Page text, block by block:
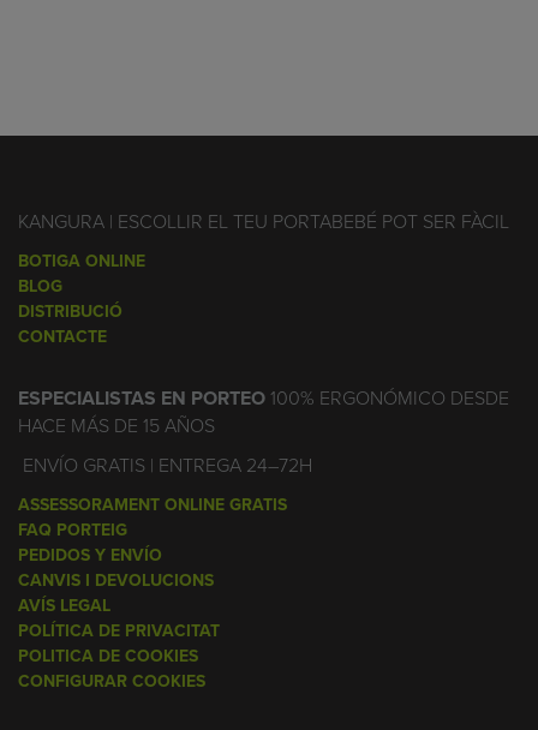
KANGURA | ESCOLLIR EL TEU PORTABEBÉ POT SER FÀCIL
BOTIGA ONLINE
BLOG
DISTRIBUCIÓ
CONTACTE
ESPECIALISTAS EN PORTEO100% ERGONÓMICO DESDE
HACE MÁS DE 15 AÑOS
ENVÍO GRATIS | ENTREGA 24–72H
ASSESSORAMENT ONLINE GRATIS
FAQ PORTEIG
PEDIDOS Y ENVÍO
CANVIS I DEVOLUCIONS
AVÍS LEGAL
POLÍTICA DE PRIVACITAT
POLITICA DE COOKIES
CONFIGURAR COOKIES